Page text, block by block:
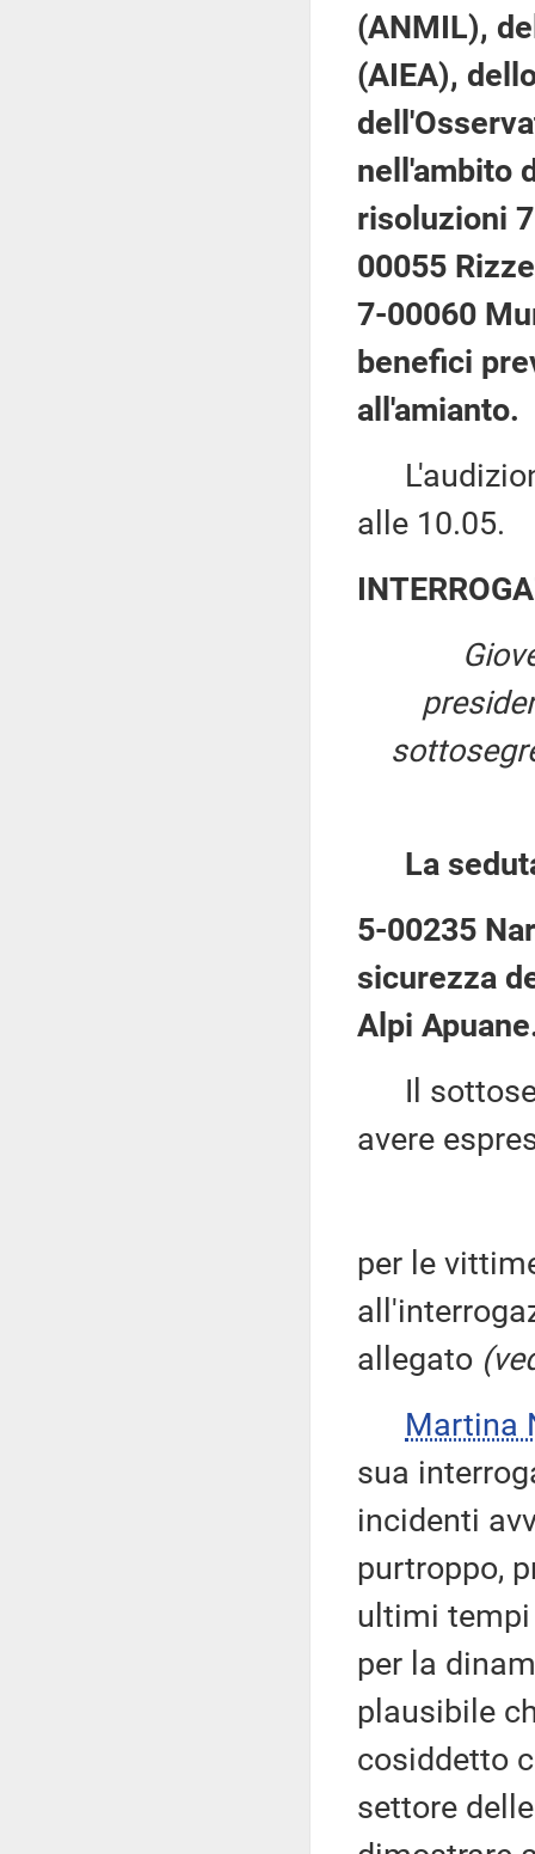
(ANMIL),
(AIEA),
nell'ambito
risoluzioni
00055
7-00060
benefici
all'amianto.
alle 10.05.
La
5-00235
sicurezza
Alpi
Il
avere
per le
allegato
Martina
sua
incidenti
purtroppo,
ultimi tempi
per la
plausibile
cosiddetto
settore